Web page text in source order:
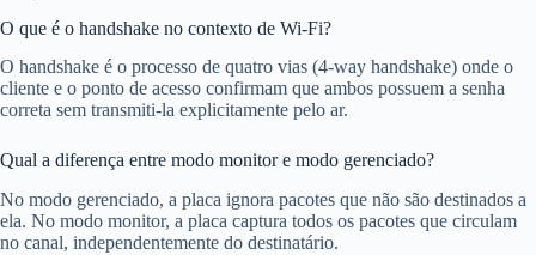
O que é o handshake no contexto de Wi-Fi?
O handshake é o processo de quatro vias (4-way handshake) onde o
cliente e o ponto de acesso confirmam que ambos possuem a senha
correta sem transmiti-la explicitamente pelo ar.
Qual a diferença entre modo monitor e modo gerenciado?
No modo gerenciado, a placa ignora pacotes que não são destinados a
ela. No modo monitor, a placa captura todos os pacotes que circulam
no canal, independentemente do destinatário.